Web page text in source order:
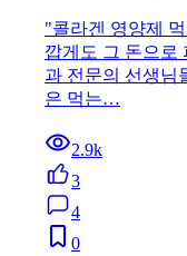
"콜라겐 영양제
깝게도 그 돈으로
과 전문의 선생님
은 먹는…
2.9k
3
4
0